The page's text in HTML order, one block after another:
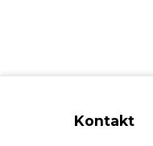
Kontakt